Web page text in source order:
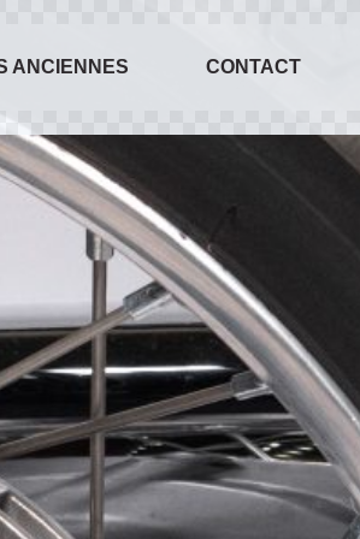
ANCIENNES CONTACT